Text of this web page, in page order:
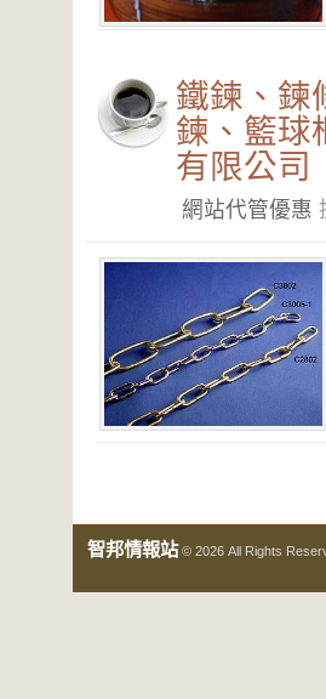
鐵鍊、鍊
鍊、籃球
有限公司
網站代管優惠
智邦情報站© 2026 All Rights